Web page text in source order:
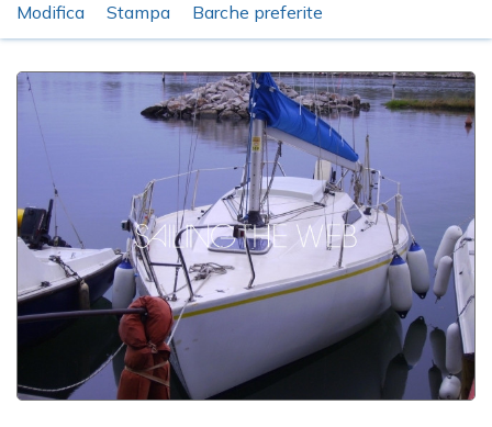
Modifica Stampa Barche preferite